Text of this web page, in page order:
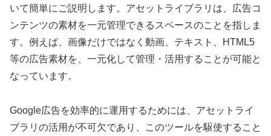
いて簡単にご説明します。アセットライブラリは、広告コ
ンテンツの素材を一元管理できるスペースのことを指しま
す。例えば、画像だけではなく動画、テキスト、HTML5
等の広告素材を、一元化して管理・活用することが可能と
なっています。
Google広告を効率的に運用するためには、アセットライ
ブラリの活用が不可欠であり、このツールを駆使すること